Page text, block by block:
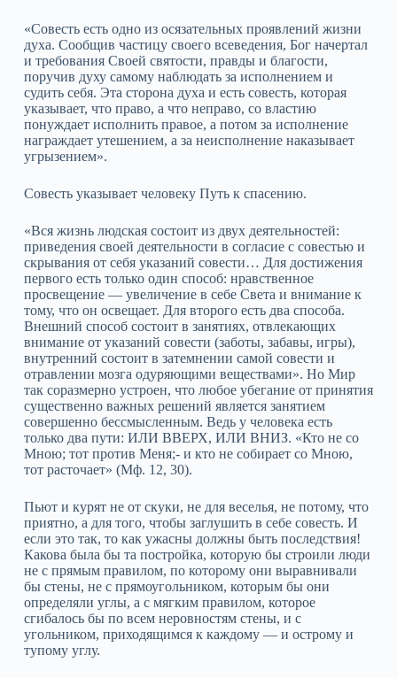
«Совесть есть одно из осязательных проявлений жизни
духа. Сообщив частицу своего всеведения, Бог начертал
и требования Своей святости, правды и благости,
поручив духу самому наблюдать за исполнением и
судить себя. Эта сторона духа и есть совесть, которая
указывает, что право, а что неправо, со властию
понуждает исполнить правое, а потом за исполнение
награждает утешением, а за неисполнение наказывает
угрызением».
Совесть указывает человеку Путь к спасению.
«Вся жизнь людская состоит из двух деятельностей:
приведения своей деятельности в согласие с совестью и
скрывания от себя указаний совести… Для достижения
первого есть только один способ: нравственное
просвещение — увеличение в себе Света и внимание к
тому, что он освещает. Для второго есть два способа.
Внешний способ состоит в занятиях, отвлекающих
внимание от указаний совести (заботы, забавы, игры),
внутренний состоит в затемнении самой совести и
отравлении мозга одуряющими веществами». Но Мир
так соразмерно устроен, что любое убегание от принятия
существенно важных решений является занятием
совершенно бессмысленным. Ведь у человека есть
только два пути: ИЛИ ВВЕРХ, ИЛИ ВНИЗ. «Кто не со
Мною; тот против Меня;- и кто не собирает со Мною,
тот расточает» (Мф. 12, 30).
Пьют и курят не от скуки, не для веселья, не потому, что
приятно, а для того, чтобы заглушить в себе совесть. И
если это так, то как ужасны должны быть последствия!
Какова была бы та постройка, которую бы строили люди
не с прямым правилом, по которому они выравнивали
бы стены, не с прямоугольником, которым бы они
определяли углы, а с мягким правилом, которое
сгибалось бы по всем неровностям стены, и с
угольником, приходящимся к каждому — и острому и
тупому углу.